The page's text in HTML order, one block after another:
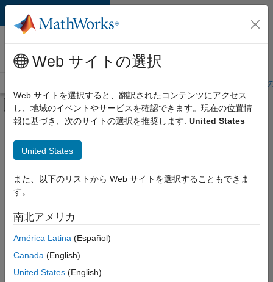
コンテンツへスキップ
MathWorks 採用
情報
学生・キャリア初期
オフキャンバス ナビゲーション メ
メインコンテンツ
絞り込み条件
インターンシップ
新しいキャリア プログラム (EDG)
業務用アプリケーションとツール
インフラストラクチャとアーキテクチャ
ソフトウェア プロセス エンジニアリング
現
こ
の
索
Web サイトの選択
Web サイトを選択すると、翻訳されたコンテンツにアクセス
し、地域のイベントやサービスを確認できます。現在の位置情
報に基づき、次のサイトの選択を推奨します: United States
United States
また、以下のリストから Web サイトを選択することもできま
す。
南北アメリカ
América Latina (Español)
Canada (English)
United States (English)